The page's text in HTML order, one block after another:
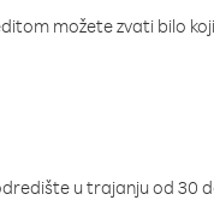
možete zvati bilo
u trajanju od 30